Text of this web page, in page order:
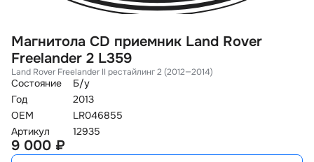
Магнитола CD приемник Land Rover
Freelander 2 L359
Land Rover Freelander II рестайлинг 2 (2012—2014)
Состояние
Б/у
Год
2013
OEM
LR046855
Артикул
12935
9 000 ₽